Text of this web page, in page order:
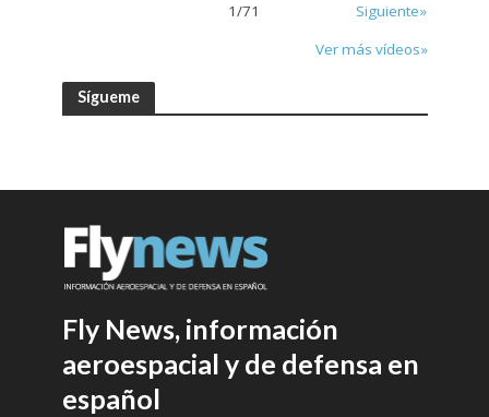
1/71
Siguiente»
Ver más vídeos»
Sígueme
Fly News, información
aeroespacial y de defensa en
español